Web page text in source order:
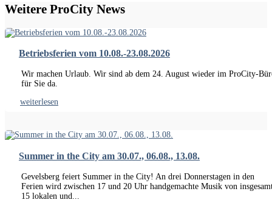
Weitere ProCity News
Betriebsferien vom 10.08.-23.08.2026
Wir machen Urlaub. Wir sind ab dem 24. August wieder im ProCity-
für Sie da.
weiterlesen
Summer in the City am 30.07., 06.08., 13.08.
Gevelsberg feiert Summer in the City! An drei Donnerstagen in den
Ferien wird zwischen 17 und 20 Uhr handgemachte Musik von
15 lokalen und...